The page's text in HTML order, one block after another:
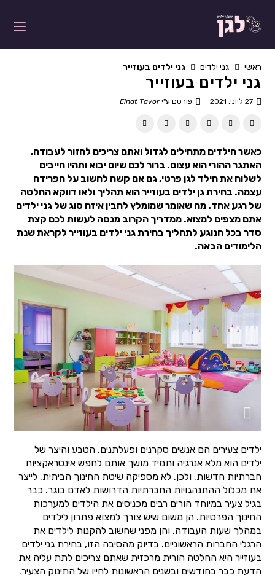
ראשי גני ילדים גני ילדים בעוזייר
גני ילדים בעוזייר
27 ליוני, 2021 פורסם ע"יEinat Tavor
כאשר הילדים מתחילים לגדול ואתם צריכים לחזור לעבודה,
האתגר ההורי הוא עצום. ברור לכם שיום יבוא ותהיו חייבים
לשלוח את הילד לגן פרטי, גם אם קשה לחשוב על הפרידה
עצמה. בחירת גן ילדים בעוזייר הוא תהליך ולאו דווקא החלטה
של רגע אחד. מה שאומר שמומלץ להבין איזה סוג שלגני ילדים
אתם מצפים למצוא. ממדריך הקרוב מנסה לעשות לכם קצת
סדר בכל הנוגע לתהליך בחירת גני ילדים בעוזייר לקראת שנת
הלימודים הבאה.
ילדים צעירים הם אנשים סקרנים ופעלתנים. הטבע והיצר של
ילדים הוא מלא אנרגיה ותמיד מושך אותם לחפש אינטראקציות
חברתיות חדשות. ולכן, לא מספיקה שיטת החינוך הביתית, לייצר
את מכלול ההתנהגויות החברתיות הדרושות לאדם בוגר. כבר
בגיל צעיר במיוחד הורים רבים מכניסים את הילדים למערכות
החינוך הפרטיות. הן משום שיש צורך למצוא פתרון לילדים
במהלך שעות העבודה. והן מפני שחשוב להקנות לילדים את
הרגלי החברות הראשוניים. בדיוק מהסיבה הזו, בחירת גני ילדים
בעוזייר היא החלטה הורית מרכזית שאתם צריכים לתת עליה את
הדעת כבר בחודשים ובשנים הראשונות לחייו של התינוק הצעיר.